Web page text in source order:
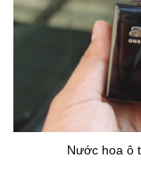
Nước hoa ô